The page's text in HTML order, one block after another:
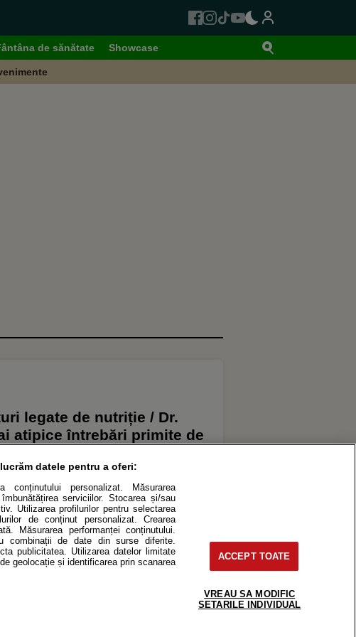
de sănătate Showcase
legate de nutriție / Dr.
atipice întrebări primite de
COOKIES
reproduce integral scrierile publicistice purtătoare de Drepturi de
datele pentru a oferi:
conținutului personalizat. Măsurarea
serviciilor. Stocarea și/sau
Utilizarea profilurilor pentru selectarea
de conținut personalizat. Crearea
Măsurarea performanței conținutului.
combinații de date din surse diferite.
publicitatea. Utilizarea datelor limitate
geolocație și identificarea prin scanarea
ACCEPT TOATE
VREAU SA MODIFIC
SETARILE INDIVIDUAL